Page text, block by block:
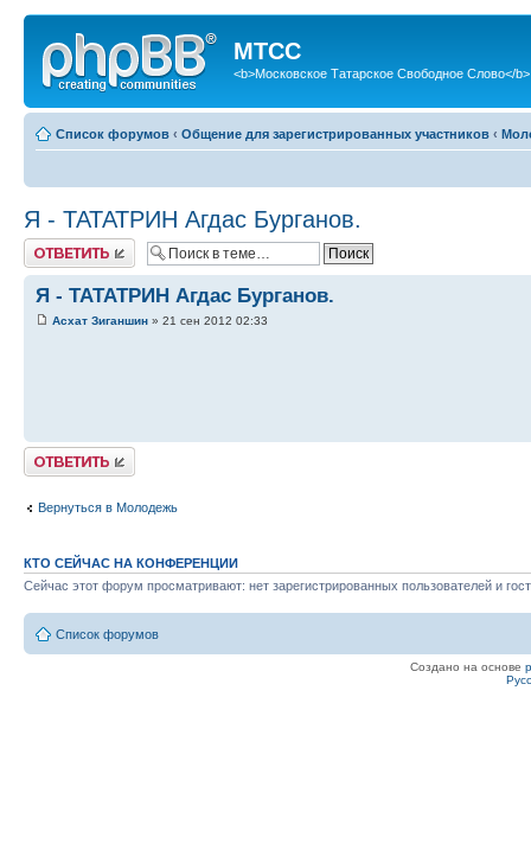
МТСС
<b>Московское Татарское Свободное Слово</b>
Список форумов ‹ Общение для зарегистрированных участников ‹
Я - ТАТАТРИН Агдас Бурганов.
Ответить
Я - ТАТАТРИН Агдас Бурганов.
Асхат Зиганшин » 21 сен 2012 02:33
Ответить
Вернуться в Молодежь
КТО СЕЙЧАС НА КОНФЕРЕНЦИИ
Сейчас этот форум просматривают: нет зарегистрированных пользователей и
Список форумов
Создано на основе